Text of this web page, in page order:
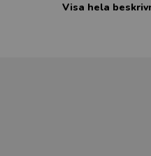
kommer sällan till stånd
Visa hela